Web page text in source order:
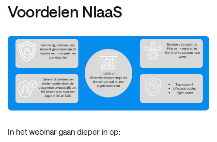
Voordelen NIaaS
In het webinar gaan dieper in op: